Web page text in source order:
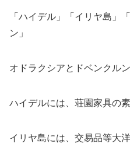
「ハイデル」「イリヤ島」
ン」
オドラクシアとドベンクル
ハイデルには、荘園家具の素
イリヤ島には、交易品等大洋